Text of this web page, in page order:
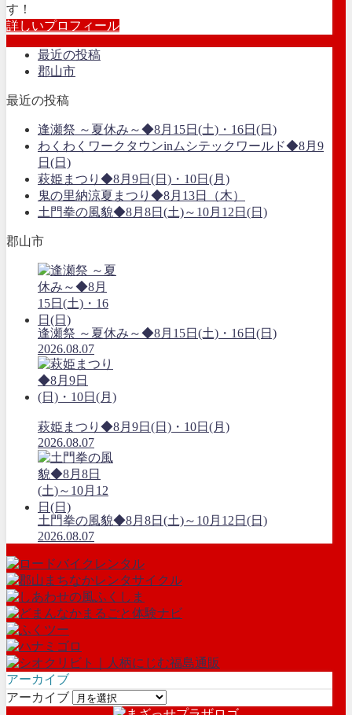
す！
詳しいプロフィール
最近の投稿
郡山市
最近の投稿
逢瀬祭 ～夏休み～◆8月15日(土)・16日(日)
わくわくワークタウンinムシテックワールド◆8月9
日(日)
萩姫まつり◆8月9日(日)・10日(月)
鬼の里納涼夏まつり◆8月13日（木）
土門拳の風貌◆8月8日(土)～10月12日(日)
郡山市
逢瀬祭 ～夏休み～◆8月15日(土)・16日(日)
2026.08.07
萩姫まつり◆8月9日(日)・10日(月)
2026.08.07
土門拳の風貌◆8月8日(土)～10月12日(日)
2026.08.07
アーカイブ
アーカイブ